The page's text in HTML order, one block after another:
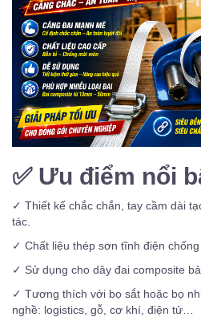
✅Ưu điểm nổi
✓ Thiết kế chắc chắn, tay cầm dài
tác.
✓ Chất liệu thép sơn tĩnh điện
✓ Sử dụng cho dây đai composite
✓ Tương thích với bọ sắt hoặc bọ
nghề: logistics, gỗ, cơ khí, điện tử…